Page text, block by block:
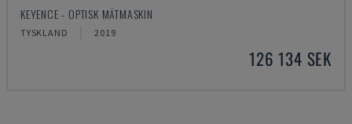
KEYENCE - OPTISK MÄTMASKIN
TYSKLAND 2019
126 134 SEK